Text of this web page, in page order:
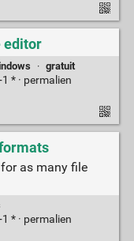
editor
· gratuit
* · permalien
as many file
* · permalien